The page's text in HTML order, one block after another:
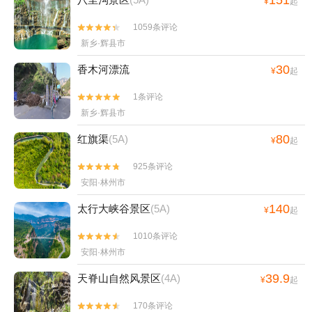


1059条评论
新乡·辉县市
香木河漂流 ¥30起


1条评论
新乡·辉县市
红旗渠(5A) ¥80起


925条评论
安阳·林州市
太行大峡谷景区(5A) ¥140起


1010条评论
安阳·林州市
天脊山自然风景区(4A) ¥39.9起

 170条评论